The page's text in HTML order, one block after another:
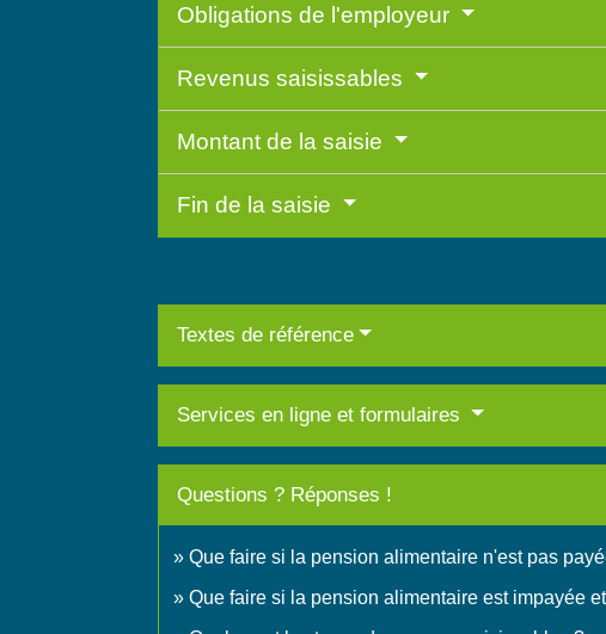
Obligations de l'employeur
Revenus saisissables
Montant de la saisie
Fin de la saisie
Textes de référence
Services en ligne et formulaires
Questions ? Réponses !
Que faire si la pension alimentaire n'est pas
Que faire si la pension alimentaire est impayée